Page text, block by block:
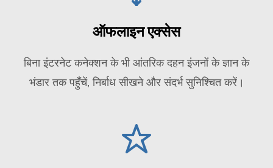
ऑफलाइन एक्सेस
बिना इंटरनेट कनेक्शन के भी आंतरिक दहन इंजनों के ज्ञान के
भंडार तक पहुँचें, निर्बाध सीखने और संदर्भ सुनिश्चित करें।